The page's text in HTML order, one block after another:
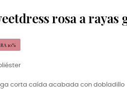
rosa a rayas
10%
corta caída acabada con dobladillo